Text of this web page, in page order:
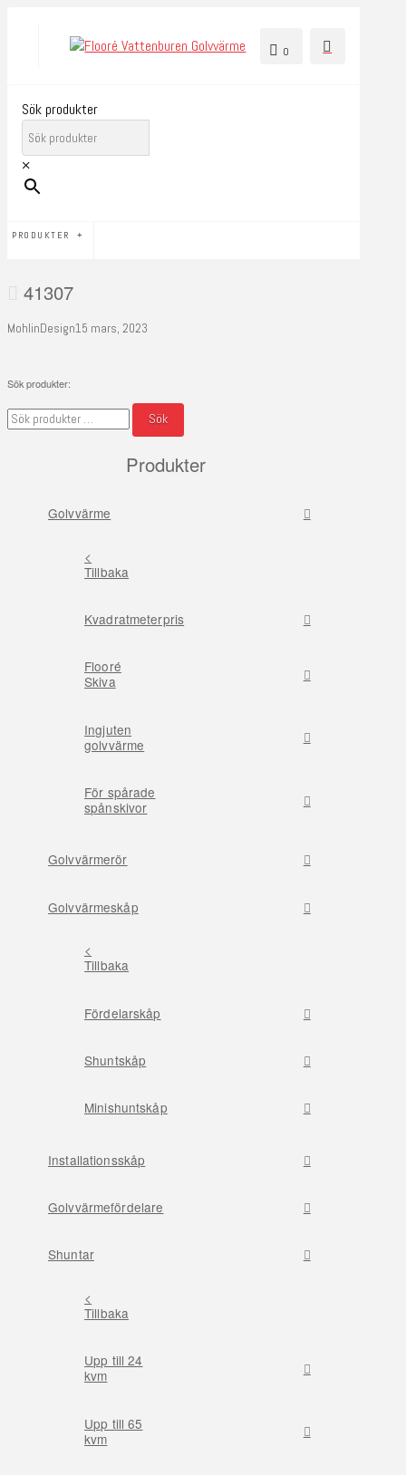
0
Sök produkter
×
PRODUKTER
41307
MohlinDesign15 mars, 2023
Sök produkter:
Sök
efter:
Sök
Produkter
Golvvärme
<
Tillbaka
Kvadratmeterpris
Flooré
Skiva
Ingjuten
golvvärme
För spårade
spånskivor
Golvvärmerör
Golvvärmeskåp
<
Tillbaka
Fördelarskåp
Shuntskåp
Minishuntskåp
Installationsskåp
Golvvärmefördelare
Shuntar
<
Tillbaka
Upp till 24
kvm
Upp till 65
kvm